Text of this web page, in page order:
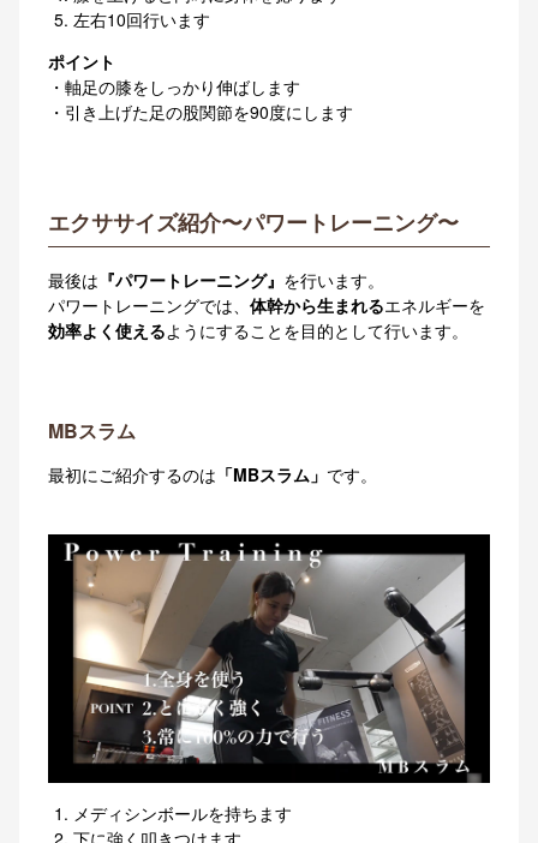
左右10回行います
ポイント
・軸足の膝をしっかり伸ばします
・引き上げた足の股関節を90度にします
エクササイズ紹介〜パワートレーニング〜
最後は 『パワートレーニング』 を行います。
パワートレーニングでは、 体幹から生まれるエネルギーを
効率よく使えるようにすることを目的として行います。
MBスラム
最初にご紹介するのは 「MBスラム」 です。
メディシンボールを持ちます
下に強く叩きつけます